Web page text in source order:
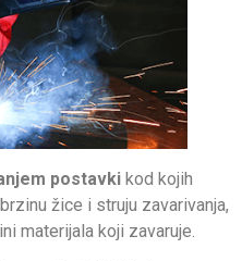
postavki kod kojih
žice i struju zavarivanja,
materijala koji zavaruje.